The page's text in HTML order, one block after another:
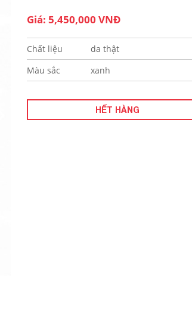
Giá: 5,450,000 VNĐ
Chất liệu
da thật
Màu sắc
xanh
HẾT HÀNG